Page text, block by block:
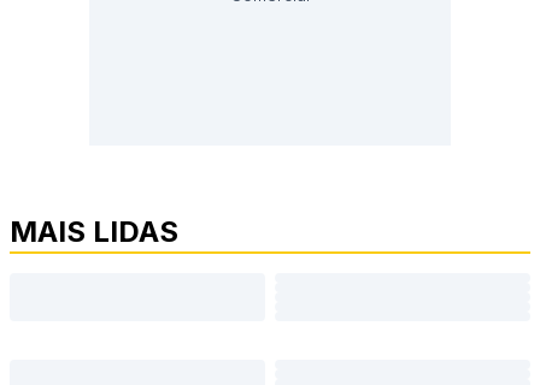
MAIS LIDAS